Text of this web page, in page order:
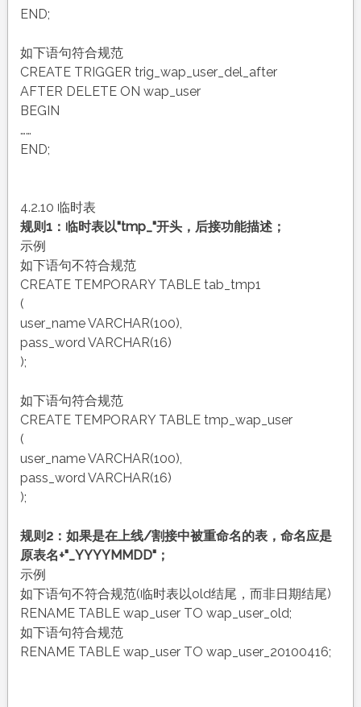
END;
如下语句符合规范
CREATE TRIGGER trig_wap_user_del_after
AFTER DELETE ON wap_user
BEGIN
……
END;
4.2.10 临时表
规则1：临时表以"tmp_"开头，后接功能描述；
示例
如下语句不符合规范
CREATE TEMPORARY TABLE tab_tmp1
(
user_name VARCHAR(100),
pass_word VARCHAR(16)
);
如下语句符合规范
CREATE TEMPORARY TABLE tmp_wap_user
(
user_name VARCHAR(100),
pass_word VARCHAR(16)
);
规则2：如果是在上线/割接中被重命名的表，命名应是
原表名+"_YYYYMMDD"；
示例
如下语句不符合规范(临时表以old结尾，而非日期结尾)
RENAME TABLE wap_user TO wap_user_old;
如下语句符合规范
RENAME TABLE wap_user TO wap_user_20100416;